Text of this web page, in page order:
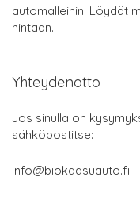
automalleihin. Löydät
hintaan.
Yhteydenotto
Jos sinulla on
sähköpostitse:
info@biokaasuauto.fi